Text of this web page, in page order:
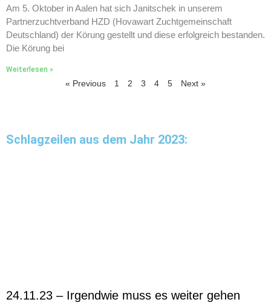
Am 5. Oktober in Aalen hat sich Janitschek in unserem
Partnerzuchtverband HZD (Hovawart Zuchtgemeinschaft
Deutschland) der Körung gestellt und diese erfolgreich bestanden.
Die Körung bei
Weiterlesen »
« Previous 1 2 3 4 5 Next »
Schlagzeilen aus dem Jahr 2023:
24.11.23 – Irgendwie muss es weiter gehen